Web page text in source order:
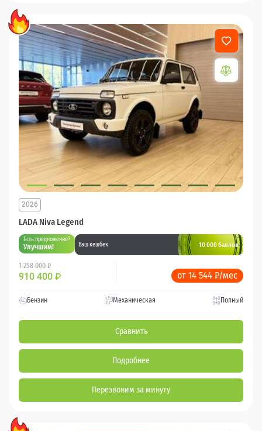
LADA Niva Legend
2026
Есть предложение?
Улучшим! Ваш кешбек 10 000 баллов
1 258 000 ₽
910 400 ₽ от 14 544 ₽/мес
Бензин Механическая Полный
Сравнить
Подробнее
Перезвоним за минуту